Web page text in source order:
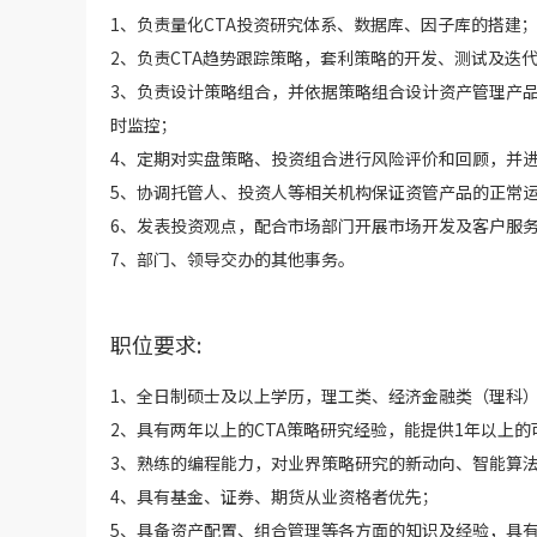
1、负责量化CTA投资研究体系、数据库、因子库的搭建；
2、负责CTA趋势跟踪策略，套利策略的开发、测试及迭
3、负责设计策略组合，并依据策略组合设计资产管理
时监控；
4、定期对实盘策略、投资组合进行风险评价和回顾，并
5、协调托管人、投资人等相关机构保证资管产品的正常
6、发表投资观点，配合市场部门开展市场开发及客户服
7、部门、领导交办的其他事务。
职位要求:
1、全日制硕士及以上学历，理工类、经济金融类（理科
2、具有两年以上的CTA策略研究经验，能提供1年以上
3、熟练的编程能力，对业界策略研究的新动向、智能算
4、具有基金、证券、期货从业资格者优先；
5、具备资产配置、组合管理等各方面的知识及经验，具